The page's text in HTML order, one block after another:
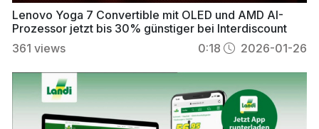
Lenovo Yoga 7 Convertible mit OLED und AMD AI-
Prozessor jetzt bis 30% günstiger bei Interdiscount
361 views 0:18 2026-01-26